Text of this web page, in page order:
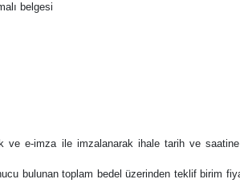
belgesi
ve e-imza ile imzalanarak ihale tarih ve
bulunan toplam bedel üzerinden teklif birim